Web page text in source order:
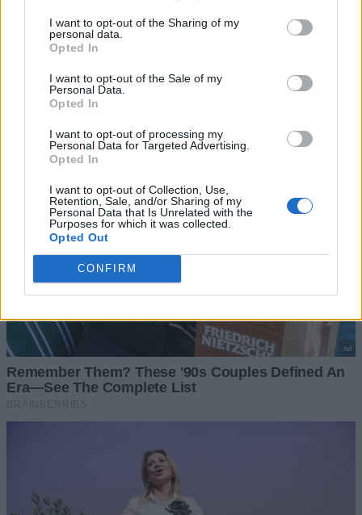
I want to opt-out of the Sharing of my
personal data.
Opted In
I want to opt-out of the Sale of my
Personal Data.
Opted In
I want to opt-out of processing my
Personal Data for Targeted Advertising.
Opted In
I want to opt-out of Collection, Use,
Retention, Sale, and/or Sharing of my
Personal Data that Is Unrelated with the
Purposes for which it was collected.
Opted Out
CONFIRM